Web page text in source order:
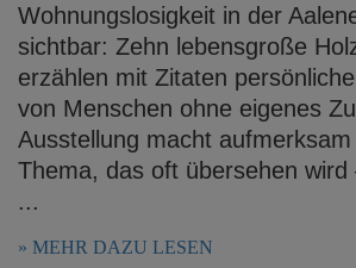
Wohnungslosigkeit in der
sichtbar: Zehn lebensgroße
erzählen mit Zitaten
von Menschen ohne eigenes
Ausstellung macht
Thema, das oft übersehen
...
MEHR DAZU LESEN